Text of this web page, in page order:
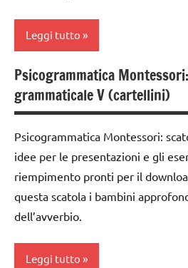
TUTTI GLI
ARTICOLI
dettati /
dettati
ortografici
GEOGRAFIA
Italia
racconti
TUTTI GLI
ARGOMENTI
TUTTI GLI
Leggi tutto
analisi
grammaticale
Montessori
classe
1a
classe
2a
3a
Psicogrammatica
grammaticale V (cartellini)
Psicogrammatica Montessori:
idee per le presentazioni e gli
riempimento pronti per il
questa scatola i bambini
dell’avverbio.
Leggi tutto